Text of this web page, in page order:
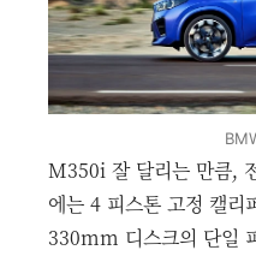
M350i 잘 달리는 만큼,
에는 4 피스톤 고정 캘리
330mm 디스크의 단일